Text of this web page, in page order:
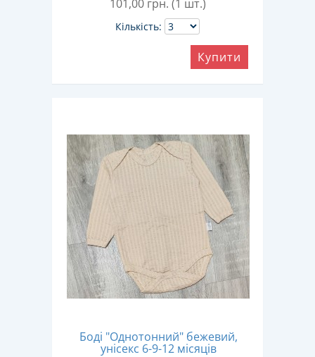
101,00 грн. (1 шт.)
Кількість:
Купити
Боді "Однотонний" бежевий,
унісекс 6-9-12 місяців